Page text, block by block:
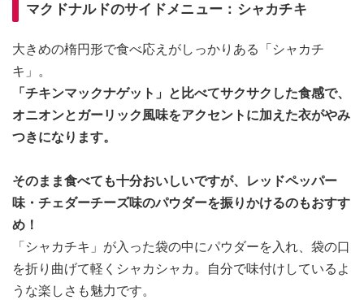
マクドナルドのサイドメニュー：シャカチキ
大きめの楕円形で食べ応えがしっかりある「シャカチ
キ」。
「チキンマックナゲット」と比べてサクサクした食感で、
オニオンとガーリック風味をアクセントに加えた衣がやみ
つきになります。
そのまま食べても十分おいしいですが、レッドペッパー
味・チェダーチーズ味のパウダーを振りかけるのもおすす
め！
「シャカチキ」が入った袋の中にパウダーを入れ、袋の口
を折り曲げて軽くシャカシャカ。自分で味付けしているよ
うな楽しさも魅力です。